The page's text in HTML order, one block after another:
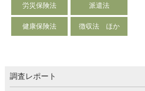
労災保険法 派遣法
健康保険法 徴収法 ほか
調査レポート